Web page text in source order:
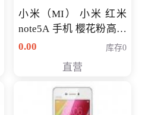
小米（MI） 小米 红米
note5A 手机 樱花粉高配
版 全网通(3G+32G)
0.00 库存0
直营